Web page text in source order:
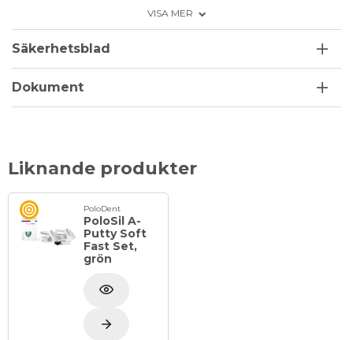
och ger adhesion till tandytan utan luftbubblor. För
alla typer av avtryck. Färg Gul
Stelningstid i munnen: 2,30 min
VISA MER
Säkerhetsblad
Dokument
Liknande produkter
PoloDent
PoloSil A-
Putty Soft
Fast Set,
grön